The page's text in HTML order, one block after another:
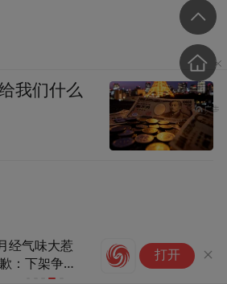
青海高院：
机关败诉率
打开
我们什么